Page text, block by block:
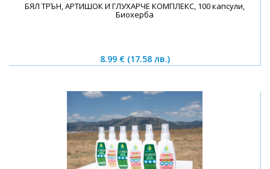
БЯЛ ТРЪН, АРТИШОК И ГЛУХАРЧЕ КОМПЛЕКС, 100 капсули,
Биохерба
8.99 € (17.58 лв.)